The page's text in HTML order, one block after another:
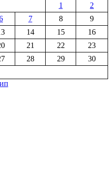
1
2
7 8
9
14 15
16
21 22
23
28 29
30